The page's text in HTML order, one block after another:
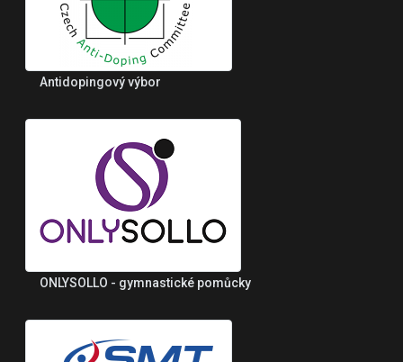
Antidopingový výbor
ONLYSOLLO - gymnastické pomůcky